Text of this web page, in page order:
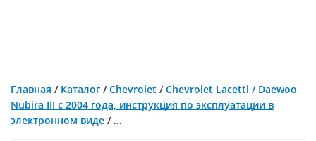
Главная / Каталог /Chevrolet /Chevrolet Lacetti / Daewoo
Nubira III с 2004 года, инструкция по эксплуатации в
электронном виде / ...